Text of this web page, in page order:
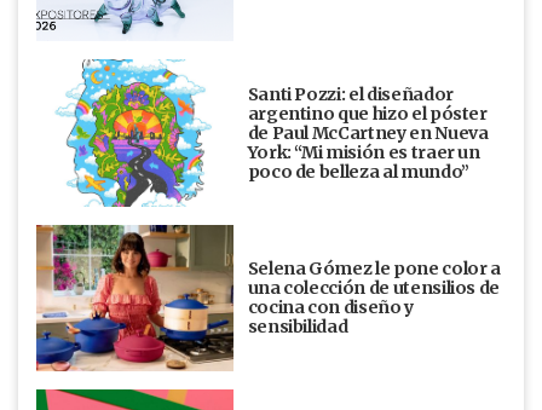
Santi Pozzi: el diseñador
argentino que hizo el póster
de Paul McCartney en Nueva
York: “Mi misión es traer un
poco de belleza al mundo”
Selena Gómez le pone color a
una colección de utensilios de
cocina con diseño y
sensibilidad